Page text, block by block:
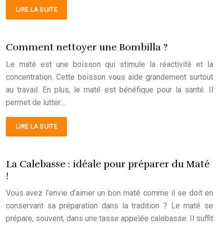
LIRE LA SUITE
Comment nettoyer une Bombilla ?
Le maté est une boisson qui stimule la réactivité et la
concentration. Cette boisson vous aide grandement surtout
au travail. En plus, le maté est bénéfique pour la santé. Il
permet de lutter…
LIRE LA SUITE
La Calebasse : idéale pour préparer du Maté
!
Vous avez l’envie d’aimer un bon maté comme il se doit en
conservant sa préparation dans la tradition ? Le maté se
prépare, souvent, dans une tasse appelée calebasse. Il suffit